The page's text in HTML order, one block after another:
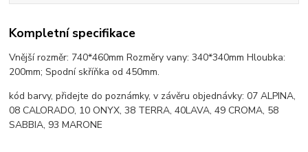
Kompletní specifikace
Vnější rozměr: 740*460mm Rozměry vany: 340*340mm Hloubka:
200mm; Spodní skříňka od 450mm.
kód barvy, přidejte do poznámky, v závěru objednávky: 07 ALPINA,
08 CALORADO, 10 ONYX, 38 TERRA, 40LAVA, 49 CROMA, 58
SABBIA, 93 MARONE